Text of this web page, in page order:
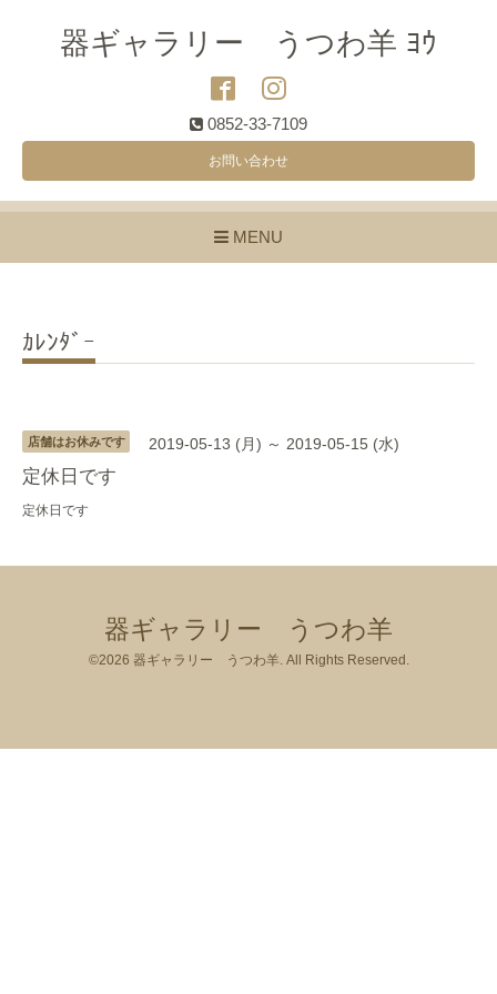
器ギャラリー うつわ羊 ﾖｳ
0852-33-7109
お問い合わせ
MENU
ｶﾚﾝﾀﾞｰ
店舗はお休みです 2019-05-13 (月) ～ 2019-05-15 (水)
定休日です
定休日です
器ギャラリー うつわ羊
©2026 器ギャラリー うつわ羊. All Rights Reserved.